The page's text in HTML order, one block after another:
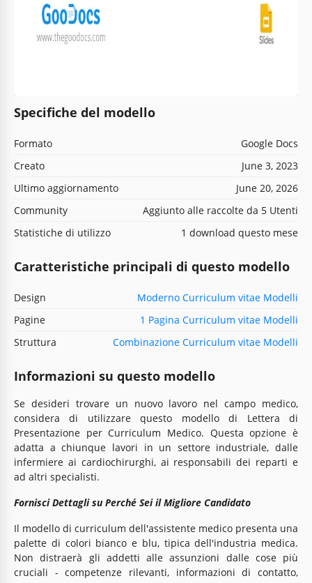
Specifiche del modello
Formato
Google Docs
Creato
June 3, 2023
Ultimo aggiornamento
June 20, 2026
Community
Aggiunto alle raccolte da 5 Utenti
Statistiche di utilizzo
1 download questo mese
Caratteristiche principali di questo modello
Design
Moderno Curriculum vitae Modelli
Pagine
1 Pagina Curriculum vitae Modelli
Struttura
Combinazione Curriculum vitae Modelli
Informazioni su questo modello
Se desideri trovare un nuovo lavoro nel campo medico,
considera di utilizzare questo modello di Lettera di
Presentazione per Curriculum Medico. Questa opzione è
adatta a chiunque lavori in un settore industriale, dalle
infermiere ai cardiochirurghi, ai responsabili dei reparti e
ad altri specialisti.
Fornisci Dettagli su Perché Sei il Migliore Candidato
Il modello di curriculum dell'assistente medico presenta una
palette di colori bianco e blu, tipica dell'industria medica.
Non distraerà gli addetti alle assunzioni dalle cose più
cruciali - competenze rilevanti, informazioni di contatto,